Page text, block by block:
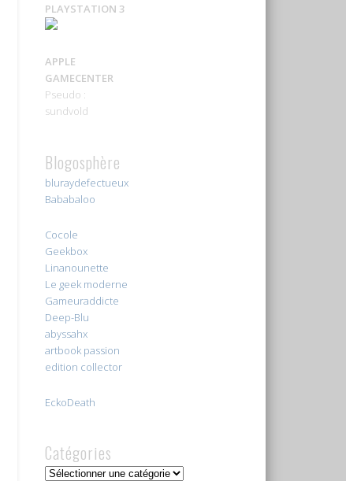
PLAYSTATION 3
APPLE
GAMECENTER
Pseudo :
sundvold
Blogosphère
bluraydefectueux
Bababaloo
Cocole
Geekbox
Linanounette
Le geek moderne
Gameuraddicte
Deep-Blu
abyssahx
artbook passion
edition collector
EckoDeath
Catégories
Catégories